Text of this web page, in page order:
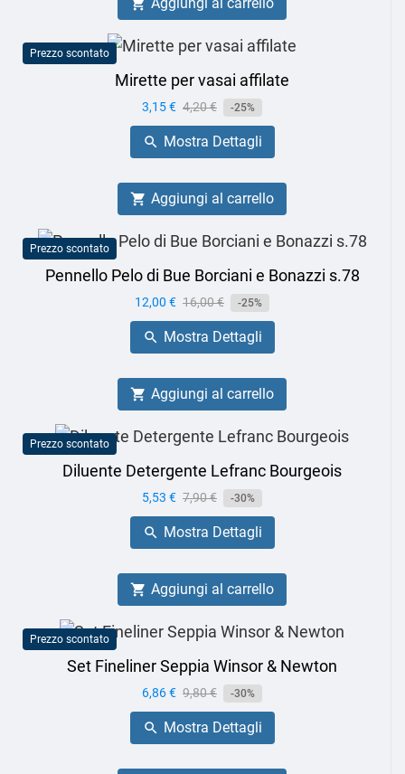
 Aggiungi al carrello
Prezzo scontato
Mirette per vasai affilate
Prezzo
3,15 € Prezzo
base
4,20 € -25%
 Mostra Dettagli
 Aggiungi al carrello
Prezzo scontato
Pennello Pelo di Bue Borciani e Bonazzi s.78
Prezzo
12,00 € Prezzo
base
16,00 € -25%
 Mostra Dettagli
 Aggiungi al carrello
Prezzo scontato
Diluente Detergente Lefranc Bourgeois
Prezzo
5,53 € Prezzo
base
7,90 € -30%
 Mostra Dettagli
 Aggiungi al carrello
Prezzo scontato
Set Fineliner Seppia Winsor & Newton
Prezzo
6,86 € Prezzo
base
9,80 € -30%
 Mostra Dettagli